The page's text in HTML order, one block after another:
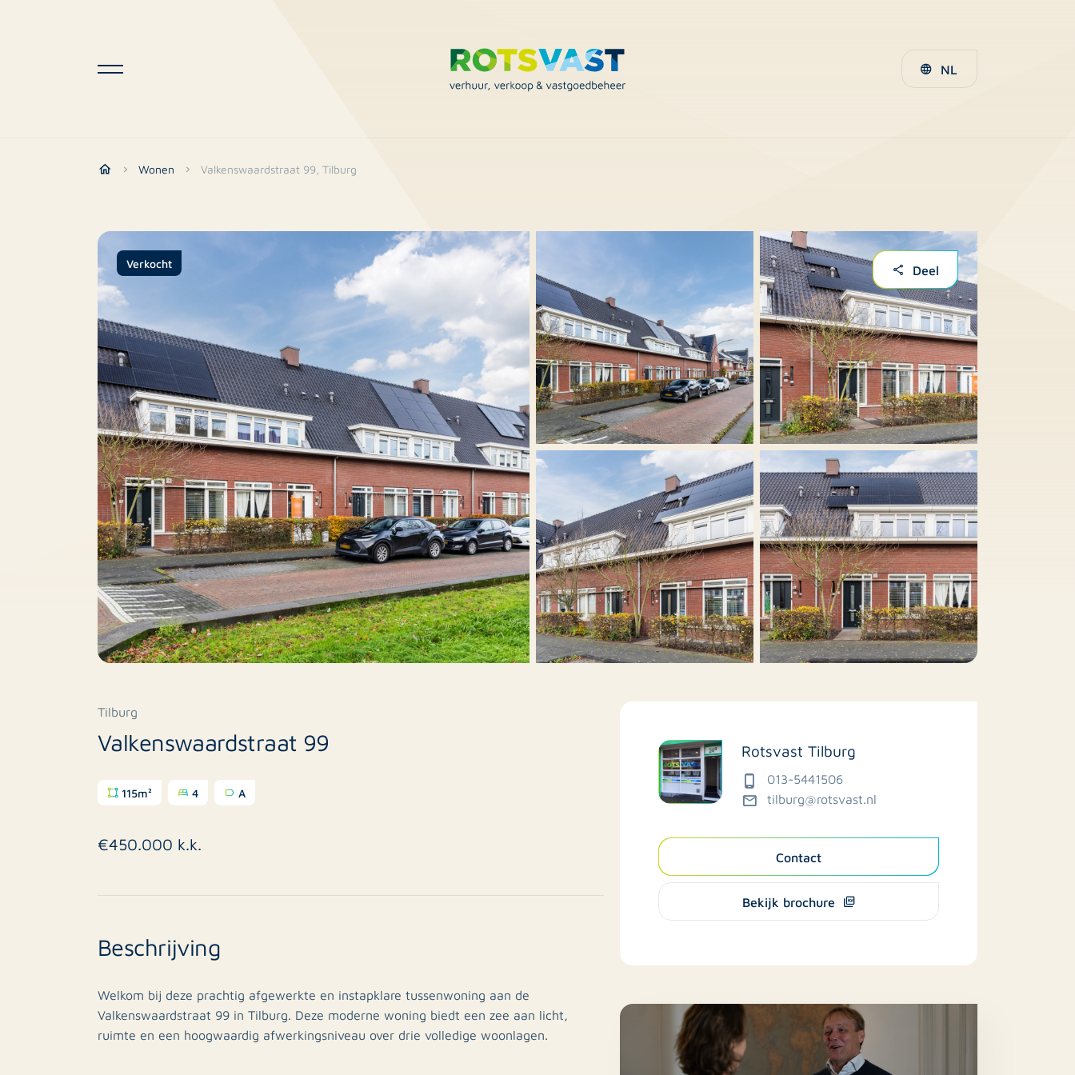
NL
Wonen Valkenswaardstraat 99, Tilburg
Deel
Verkocht
Tilburg
Valkenswaardstraat 99
115m² 4 A
€450.000 k.k.
Beschrijving
Welkom bij deze prachtig afgewerkte en instapklare tussenwoning aan de
Valkenswaardstraat 99 in Tilburg. Deze moderne woning biedt een zee aan licht,
ruimte en een hoogwaardig afwerkingsniveau over drie volledige woonlagen.
Rotsvast Tilburg
013-5441506
tilburg@rotsvast.nl
Contact
Bekijk brochure